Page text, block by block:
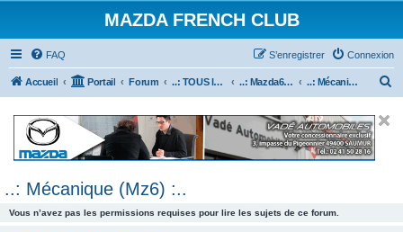
MAZDA FRENCH CLUB
FAQ Connexion
S’enregistrer
Accueil Portail Forum ..: TOUS les Véhicules MAZDA :.. ..: Mazda6 :.. ..: Mécanique (Mz6) :..
..: Mécanique (Mz6) :..
Vous n’avez pas les permissions requises pour lire les sujets de ce forum.